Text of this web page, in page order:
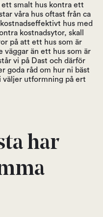
smalt hus kontra ett
våra hus oftast från ca
hus med
kostnadsytor, skall
på att ett hus som är
väggar än ett hus som är
vi på Dast och därför
goda råd om hur ni bäst
väljer utformning på ert
har